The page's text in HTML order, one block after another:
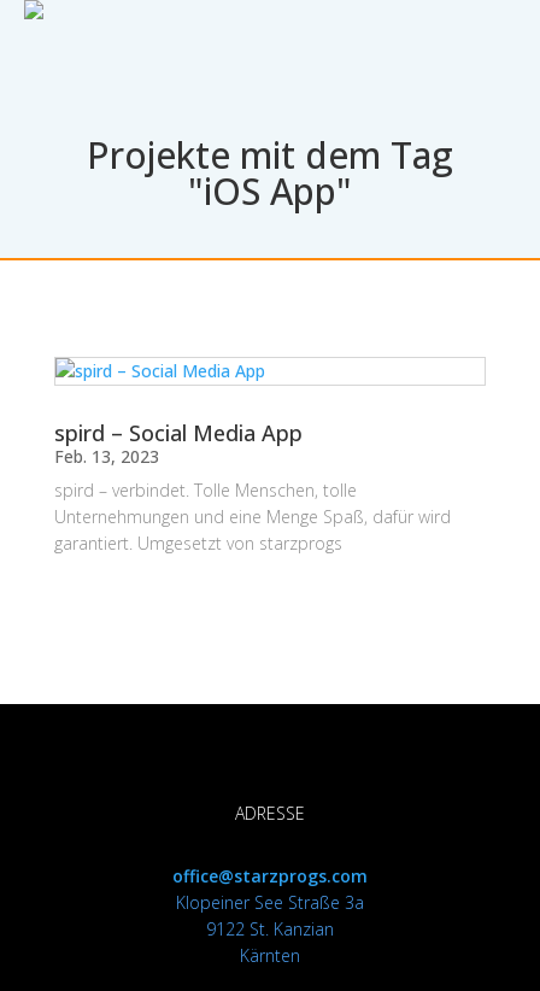
Projekte mit dem Tag
"iOS App"
spird – Social Media App
Feb. 13, 2023
spird – verbindet. Tolle Menschen, tolle
Unternehmungen und eine Menge Spaß, dafür wird
garantiert. Umgesetzt von starzprogs
ADRESSE
office@starzprogs.com
Klopeiner See Straße 3a
9122 St. Kanzian
Kärnten